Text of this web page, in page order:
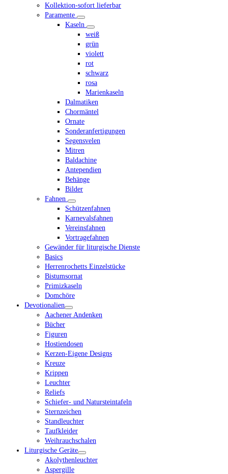
Kollektion-sofort lieferbar
Paramente
Kaseln
weiß
grün
violett
rot
schwarz
rosa
Marienkaseln
Dalmatiken
Chormäntel
Ornate
Sonderanfertigungen
Segensvelen
Mitren
Baldachine
Antependien
Behänge
Bilder
Fahnen
Schützenfahnen
Karnevalsfahnen
Vereinsfahnen
Vortragefahnen
Gewänder für liturgische Dienste
Basics
Herrenrochetts Einzelstücke
Bistumsornat
Primizkaseln
Domchöre
Devotionalien
Aachener Andenken
Bücher
Figuren
Hostiendosen
Kerzen-Eigene Designs
Kreuze
Krippen
Leuchter
Reliefs
Schiefer- und Natursteintafeln
Sternzeichen
Standleuchter
Taufkleider
Weihrauchschalen
Liturgische Geräte
Akolythenleuchter
Aspergille